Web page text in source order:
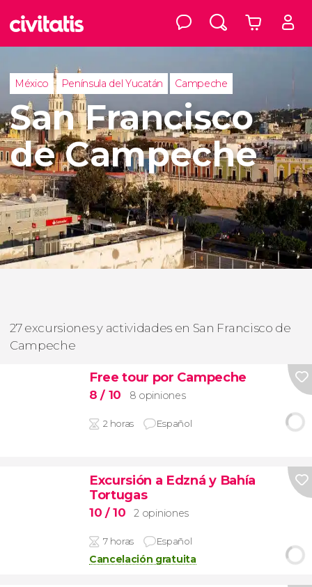
México Península del Yucatán Campeche
San Francisco
de Campeche
27 excursiones y actividades en San Francisco de
Campeche
Free tour por Campeche
8/ 10 8 opiniones
2 horas Español
Excursión a Edzná y Bahía
Tortugas
10 / 10 2 opiniones
7 horas Español
Cancelación gratuita